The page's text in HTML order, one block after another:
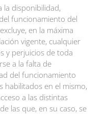
la disponibilidad,
funcionamiento del
en la máxima
vigente, cualquier
y perjuicios de toda
a la falta de
del funcionamiento
habilitados en el mismo,
a las distintas
las que, en su caso, se